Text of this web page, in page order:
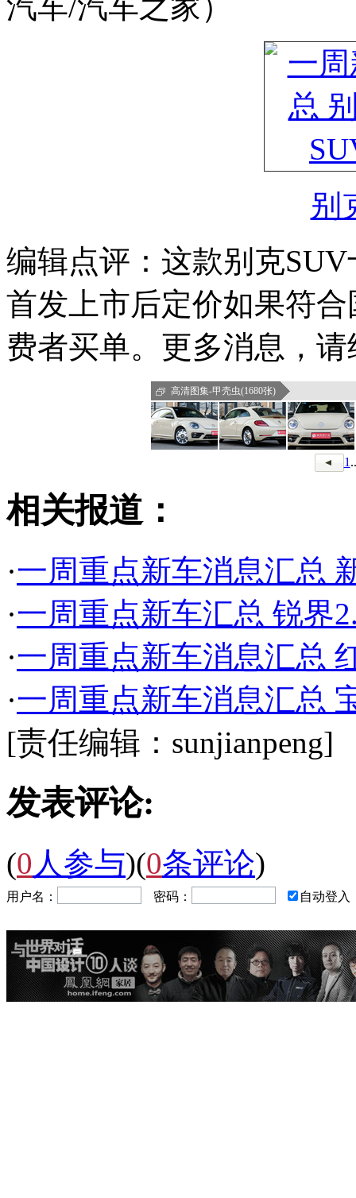
别
编辑点评：这款别克
首发上市后定价如果符
费者买单。更多消息，
高清图集-甲壳虫(1680张)
1
相关报道：
·一周重点新车消息汇总
·一周重点新车汇总 锐界
·一周重点新车消息汇总
·一周重点新车消息汇总
[责任编辑：sunjianpeng]
发表评论:
(0 人参与)(0条评论)
用户名： 密码： 自动登入